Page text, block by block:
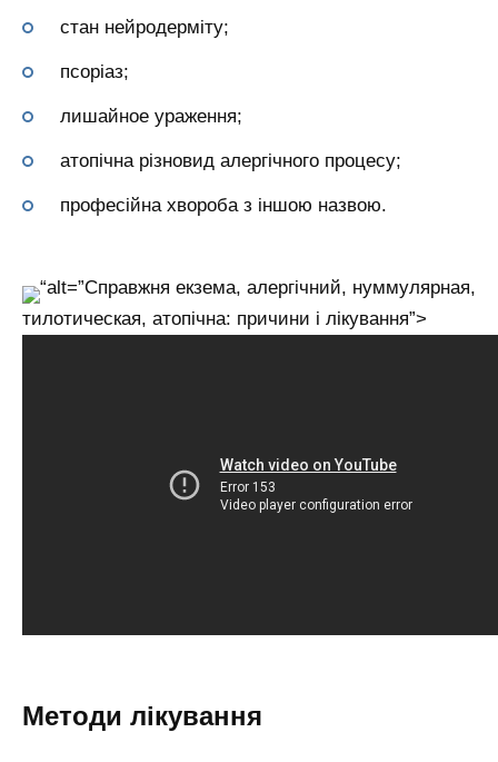
стан нейродерміту;
псоріаз;
лишайное ураження;
атопічна різновид алергічного процесу;
професійна хвороба з іншою назвою.
“alt=”Справжня екзема, алергічний, нуммулярная,
тилотическая, атопічна: причини і лікування”>
Методи лікування